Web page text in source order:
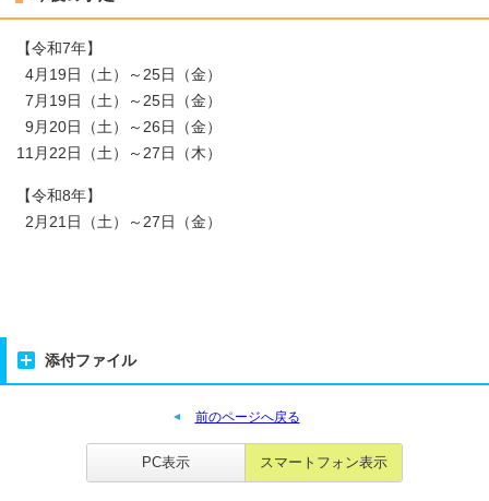
【令和7年】
4月19日（土）～25日（金）
7月19日（土）～25日（金）
9月20日（土）～26日（金）
11月22日（土）～27日（木）
【令和8年】
2月21日（土）～27日（金）
添付ファイル
前のページへ戻る
PC表示 スマートフォン表示